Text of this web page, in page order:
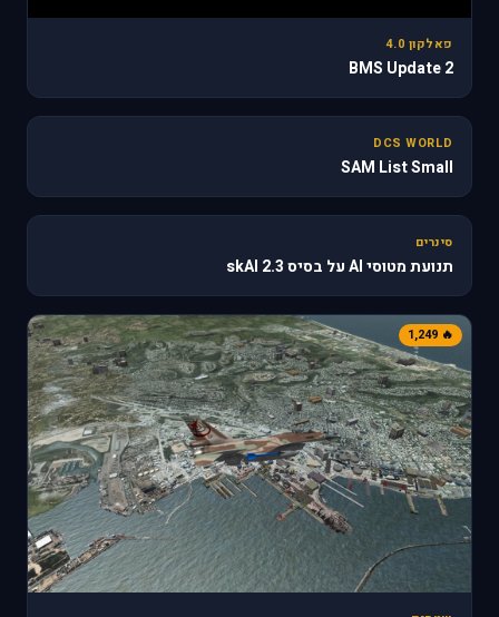
פאלקון 4.0
BMS Update 2
31
DCS WORLD
SAM List Small
🔥 610
סינרים
תנועת מטוסי AI על בסיס skAI 2.3
🔥 1,249